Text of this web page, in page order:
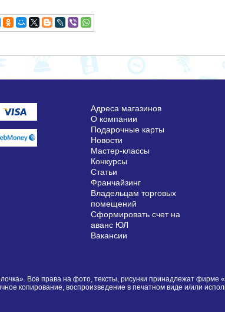
Адреса магазинов
О компании
Подарочные карты
Новости
Мастер-классы
Конкурсы
Статьи
Франчайзинг
Владельцам торговых
помещений
Сформировать счет на
аванс ЮЛ
Вакансии
Все права на фото, тексты, рисунки принадлежат фирме
копирование, воспроизведение в печатном виде и/или